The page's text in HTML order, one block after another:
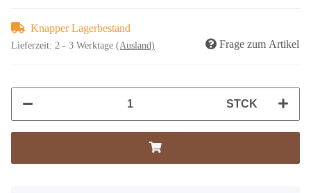
Knapper Lagerbestand
Lieferzeit: 2 - 3 Werktage (Ausland) Frage zum Artikel
STCK